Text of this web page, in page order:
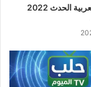
تردد قناة العربية الحدث 2022